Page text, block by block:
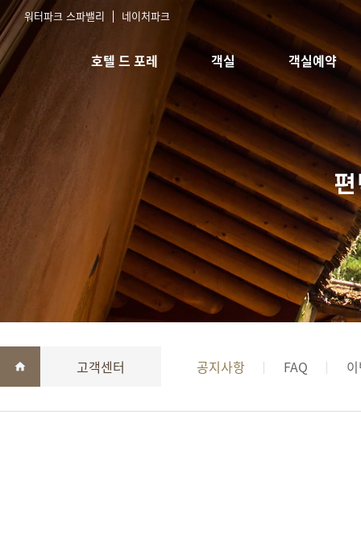
워터파크 스파밸리 네이처파크
호텔 드 포레 객실
스탠다드 침대
스탠다드 한실
한실취사형
스위트
객실예약
실시간예약
예약확인
고객센터 공지사항 FAQ